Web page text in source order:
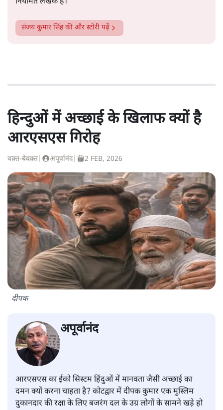
संजय कुमार सिंहकी और स्टोरी पढ़ें
हिन्दुओं में अच्छाई के खिलाफ क्यों है
आरएसएस गिरोह
वक़्त-बेवक़्त अपूर्वानंद| 2 FEB, 2026
दीपक
अपूर्वानंद
आरएसएस का ईको सिस्टम हिंदुओं में मानवता जैसी अच्छाई का
दमन क्यों करना चाहता है? कोटद्वार में दीपक कुमार एक मुस्लिम
दुकानदार की रक्षा के लिए बजरंग दल के उग्र लोगों के सामने खड़े हो